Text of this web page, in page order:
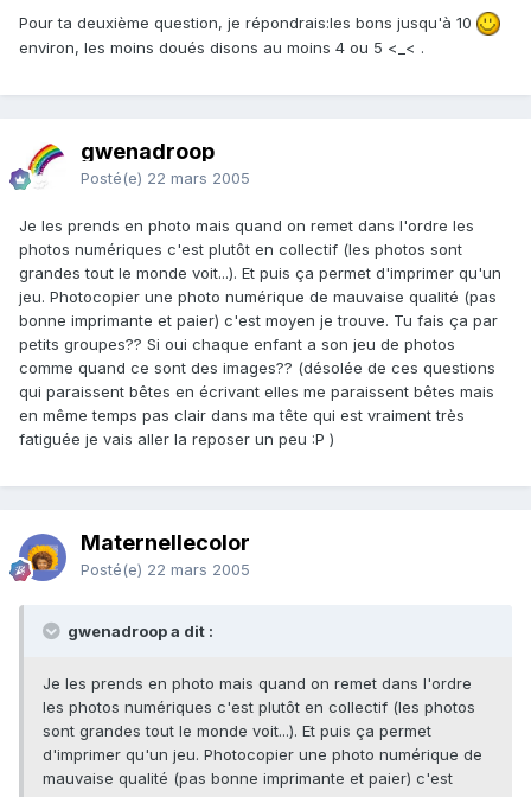
Pour ta deuxième question, je répondrais:les bons jusqu'à 10
environ, les moins doués disons au moins 4 ou 5 <_< .
gwenadroop
Posté(e) 22 mars 2005
Je les prends en photo mais quand on remet dans l'ordre les
photos numériques c'est plutôt en collectif (les photos sont
grandes tout le monde voit...). Et puis ça permet d'imprimer qu'un
jeu. Photocopier une photo numérique de mauvaise qualité (pas
bonne imprimante et paier) c'est moyen je trouve. Tu fais ça par
petits groupes?? Si oui chaque enfant a son jeu de photos
comme quand ce sont des images?? (désolée de ces questions
qui paraissent bêtes en écrivant elles me paraissent bêtes mais
en même temps pas clair dans ma tête qui est vraiment très
fatiguée je vais aller la reposer un peu :P )
Maternellecolor
Posté(e) 22 mars 2005
gwenadroop a dit :
Je les prends en photo mais quand on remet dans l'ordre
les photos numériques c'est plutôt en collectif (les photos
sont grandes tout le monde voit...). Et puis ça permet
d'imprimer qu'un jeu. Photocopier une photo numérique de
mauvaise qualité (pas bonne imprimante et paier) c'est